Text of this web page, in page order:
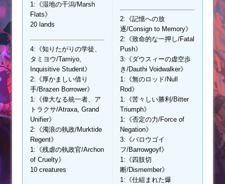
1:《湿地の干潟/Marsh
Flats》
20 lands
4:《知りたがりの学徒、
タミヨウ/Tamiyo,
Inquisitive Student》
2:《厚かましい借り
手/Brazen Borrower》
1:《偉大なる統一者、ア
トラクサ/Atraxa, Grand
Unifier》
2:《濁浪の執政/Murktide
Regent》
1:《残虐の執政官/Archon
of Cruelty》
10 creatures
2:《記憶への放
逐/Consign to Memory》
2:《致命的な一押し/Fatal
Push》
3:《ダウスィーの虚空歩
き/Dauthi Voidwalker》
1:《無のロッド/Null
Rod》
1:《苦々しい勝利/Bitter
Triumph》
1:《否定の力/Force of
Negation》
3:《バロウゴイ
フ/Barrowgoyf》
1:《四肢切
断/Dismember》
1:《仕組まれた爆